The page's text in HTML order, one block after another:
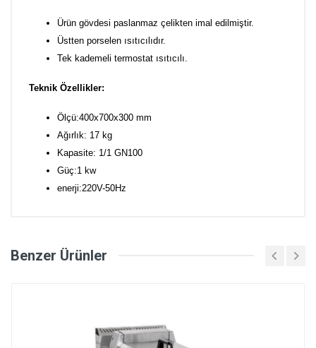
Ürün gövdesi paslanmaz çelikten imal edilmiştir.
Üstten porselen ısıtıcılıdır.
Tek kademeli termostat ısıtıcılı.
Teknik Özellikler:
Ölçü:400x700x300 mm
Ağırlık: 17 kg
Kapasite: 1/1 GN100
Güç:1 kw
enerji:220V-50Hz
Benzer Ürünler